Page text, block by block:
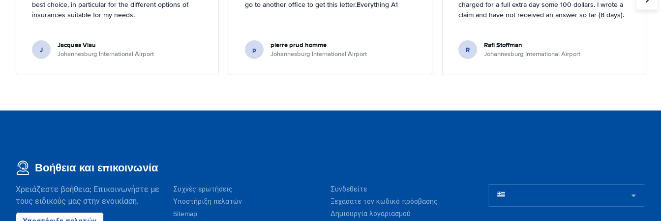
best choice, in particular for the different options of
insurances suitable for my needs.
J Jacques Viau
Johannesburg International Airport
go to another office to get this letter.Everything A1
p pierre prud homme
Johannesburg International Airport
charged for a full extra day some 100 dollars. I wrote a
claim and have not received an answer so far (8 days).
R Rafi Stoffman
Johannesburg International Airport
Βοήθεια και επικοινωνία
Χρειάζεστε βοήθεια; Επικοινωνήστε με
τους ειδικούς μας στην ενοικίαση.
Συχνές ερωτήσεις
Υποστήριξη πελατών
Sitemap
Συνδεθείτε
Ξεχάσατε τον κωδικό πρόσβασης
Δημιουργία λογαριασμού